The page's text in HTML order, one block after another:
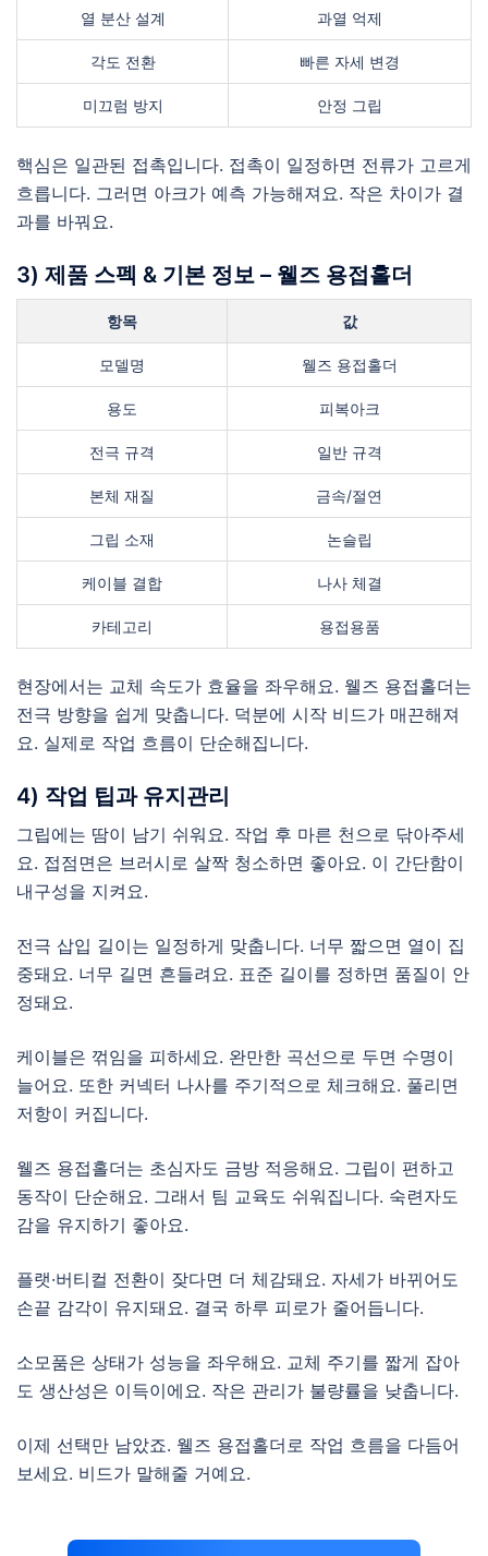
열 분산 설계 과열 억제
각도 전환 빠른 자세 변경
미끄럼 방지 안정 그립
핵심은 일관된 접촉입니다. 접촉이 일정하면 전류가 고르게
흐릅니다. 그러면 아크가 예측 가능해져요. 작은 차이가 결
과를 바꿔요.
3) 제품 스펙 & 기본 정보 – 웰즈 용접홀더
항목 값
모델명 웰즈 용접홀더
용도 피복아크
전극 규격 일반 규격
본체 재질 금속/절연
그립 소재 논슬립
케이블 결합 나사 체결
카테고리 용접용품
현장에서는 교체 속도가 효율을 좌우해요. 웰즈 용접홀더는
전극 방향을 쉽게 맞춥니다. 덕분에 시작 비드가 매끈해져
요. 실제로 작업 흐름이 단순해집니다.
4) 작업 팁과 유지관리
그립에는 땀이 남기 쉬워요. 작업 후 마른 천으로 닦아주세
요. 접점면은 브러시로 살짝 청소하면 좋아요. 이 간단함이
내구성을 지켜요.
전극 삽입 길이는 일정하게 맞춥니다. 너무 짧으면 열이 집
중돼요. 너무 길면 흔들려요. 표준 길이를 정하면 품질이 안
정돼요.
케이블은 꺾임을 피하세요. 완만한 곡선으로 두면 수명이
늘어요. 또한 커넥터 나사를 주기적으로 체크해요. 풀리면
저항이 커집니다.
웰즈 용접홀더는 초심자도 금방 적응해요. 그립이 편하고
동작이 단순해요. 그래서 팀 교육도 쉬워집니다. 숙련자도
감을 유지하기 좋아요.
플랫·버티컬 전환이 잦다면 더 체감돼요. 자세가 바뀌어도
손끝 감각이 유지돼요. 결국 하루 피로가 줄어듭니다.
소모품은 상태가 성능을 좌우해요. 교체 주기를 짧게 잡아
도 생산성은 이득이에요. 작은 관리가 불량률을 낮춥니다.
이제 선택만 남았죠. 웰즈 용접홀더로 작업 흐름을 다듬어
보세요. 비드가 말해줄 거예요.